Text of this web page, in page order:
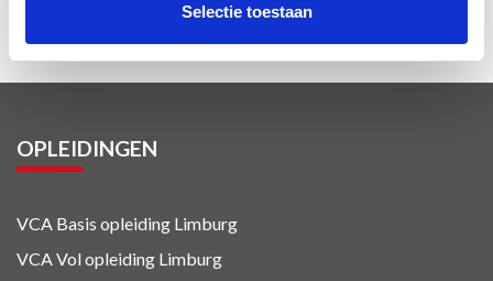
Selectie toestaan
OPLEIDINGEN
VCA Basis opleiding Limburg
VCA Vol opleiding Limburg